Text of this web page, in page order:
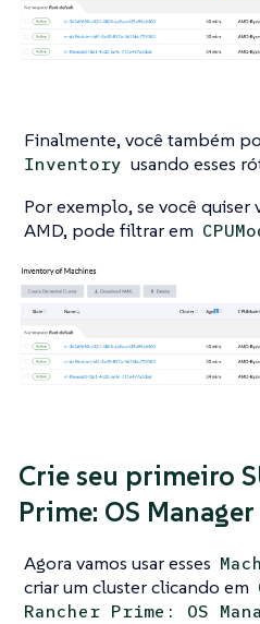
Finalmente, você também
Inventory usando esses
Por exemplo, se você quiser
AMD, pode filtrar em
Crie seu primeiro
Prime: OS
Agora vamos usar esses
criar um cluster clicando em
Rancher Prime: OS